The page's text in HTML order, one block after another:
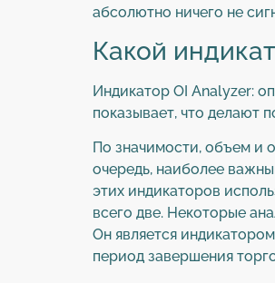
абсолютно ничего не
Какой
Индикатор OI Analyzer:
показывает, что делают
По значимости, объем и
очередь, наиболее
этих индикаторов
всего две. Некоторые
Он является
период завершения